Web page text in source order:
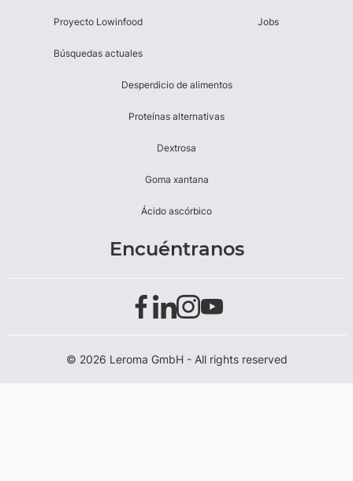
Proyecto Lowinfood
Búsquedas actuales
Jobs
Desperdicio de alimentos
Proteínas alternativas
Dextrosa
Goma xantana
Ácido ascórbico
Encuéntranos
© 2026 Leroma GmbH - All rights reserved